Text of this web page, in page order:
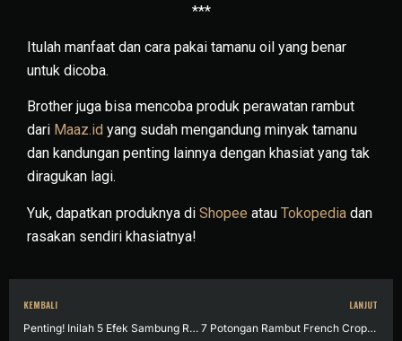
***
Itulah manfaat dan cara pakai tamanu oil yang benar
untuk dicoba.
Brother juga bisa mencoba produk perawatan rambut
dari Maaz.id yang sudah mengandung minyak tamanu
dan kandungan penting lainnya dengan khasiat yang tak
diragukan lagi.
Yuk, dapatkan produknya di Shopee atau Tokopedia dan
rasakan sendiri khasiatnya!
KEMBALI
Penting! Inilah 5 Efek Sambung Rambut yang Wajib Diketahui sebelum Mencobanya
LANJUT
7 Potongan Rambut French Crop yang Cocok untuk Pria Indonesia